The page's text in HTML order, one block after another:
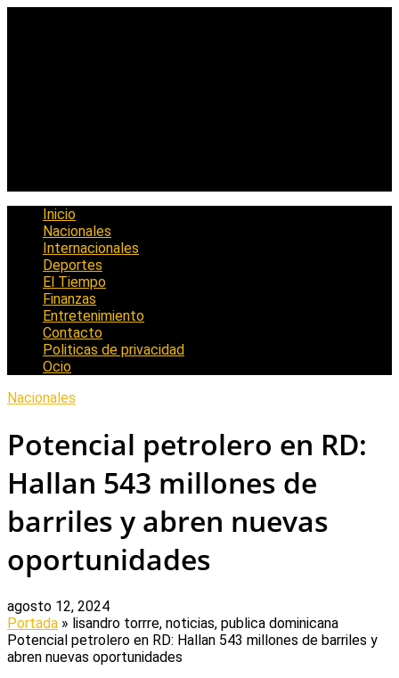
Inicio
Nacionales
Internacionales
Deportes
El Tiempo
Finanzas
Entretenimiento
Contacto
Politicas de privacidad
Ocio
Nacionales
Potencial petrolero en RD:
Hallan 543 millones de
barriles y abren nuevas
oportunidades
agosto 12, 2024
Portada » lisandro torrre, noticias, publica dominicana
Potencial petrolero en RD: Hallan 543 millones de barriles y
abren nuevas oportunidades